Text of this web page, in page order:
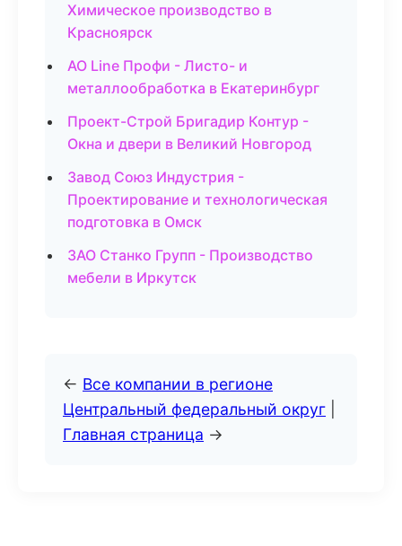
Химическое производство в
Красноярск
АО Line Профи - Листо- и
металлообработка в Екатеринбург
Проект-Строй Бригадир Контур -
Окна и двери в Великий Новгород
Завод Союз Индустрия -
Проектирование и технологическая
подготовка в Омск
ЗАО Станко Групп - Производство
мебели в Иркутск
← Все компании в регионе
Центральный федеральный округ
Главная страница →